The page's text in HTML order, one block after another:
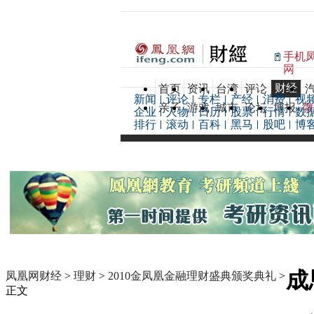
手机
网
首页 资讯 台湾 评论 财经
亲子 游戏 城市 论坛 博报
新闻 评论 专栏 产经 消费
视
企业
人物 日历 股票 行情
数
排行
滚动 百科 黑马 股吧 博
凤凰网财经 > 理财 > 2010金凤凰金融理财盛典颁奖典礼 >
正文
成